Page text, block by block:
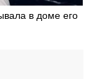
в доме его